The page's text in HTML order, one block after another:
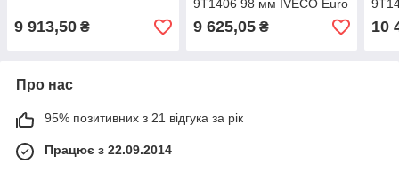
9 913,50 ₴
9T1406 98 мм IVECO Euro
Cargo
9 625,05₴ 10
Про нас
95% позитивних з 21 відгука за рік
Працює з 22.09.2014